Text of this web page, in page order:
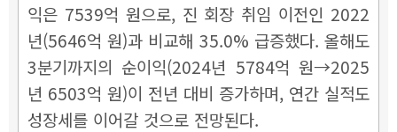
익은 7539억 원으로, 진 회장 취임 이전인 2022
년(5646억 원)과 비교해 35.0% 급증했다. 올해도
3분기까지의 순이익(2024년 5784억 원→2025
년 6503억 원)이 전년 대비 증가하며, 연간 실적도
성장세를 이어갈 것으로 전망된다.